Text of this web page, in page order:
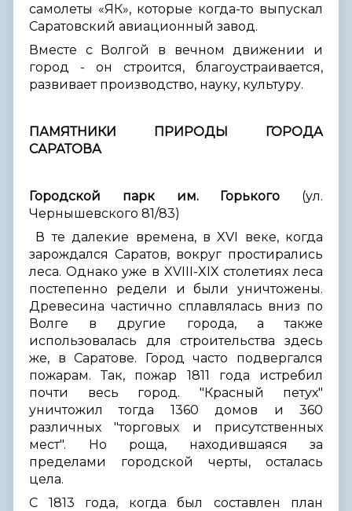
самолеты «ЯК», которые когда-то выпускал
Саратовский авиационный завод.
Вместе с Волгой в вечном движении и
город - он строится, благоустраивается,
развивает производство, науку, культуру.
ПАМЯТНИКИ ПРИРОДЫ ГОРОДА
САРАТОВА
Городской парк им. Горького (ул.
Чернышевского 81/83)
В те далекие времена, в XVI веке, когда
зарождался Саратов, вокруг простирались
леса. Однако уже в XVIII-XIX столетиях леса
постепенно редели и были уничтожены.
Древесина частично сплавлялась вниз по
Волге в другие города, а также
использовалась для строительства здесь
же, в Саратове. Город часто подвергался
пожарам. Так, пожар 1811 года истребил
почти весь город. "Красный петух"
уничтожил тогда 1360 домов и 360
различных "торговых и присутственных
мест". Но роща, находившаяся за
пределами городской черты, осталась
цела.
С 1813 года, когда был составлен план